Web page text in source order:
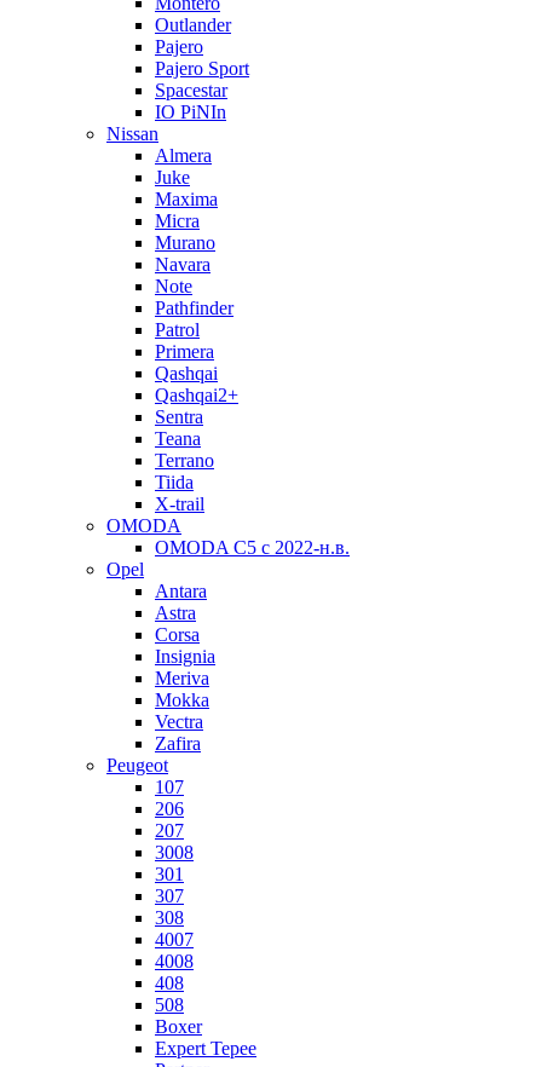
Outlander
Pajero
Pajero Sport
Spacestar
IO PiNIn
Nissan
Almera
Juke
Maxima
Micra
Murano
Navara
Note
Pathfinder
Patrol
Primera
Qashqai
Qashqai2+
Sentra
Teana
Terrano
Tiida
X-trail
OMODA
OMODA C5 c 2022-н.в.
Opel
Antara
Astra
Corsa
Insignia
Meriva
Mokka
Vectra
Zafira
Peugeot
107
206
207
3008
301
307
308
4007
4008
408
508
Boxer
Expert Tepee